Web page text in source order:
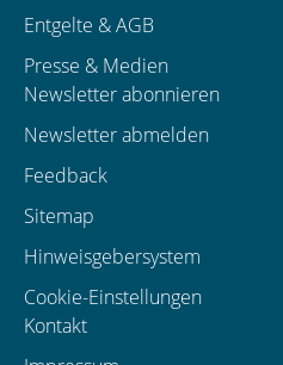
Entgelte & AGB
Presse & Medien
Newsletter abonnieren
Newsletter abmelden
Feedback
Sitemap
Hinweisgebersystem
Cookie-Einstellungen
Kontakt